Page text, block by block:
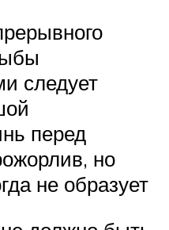
следует
перед
но
не образует